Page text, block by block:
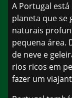
A Portugal
planeta que se
naturais
pequena área.
de neve e
rios ricos em
fazer um